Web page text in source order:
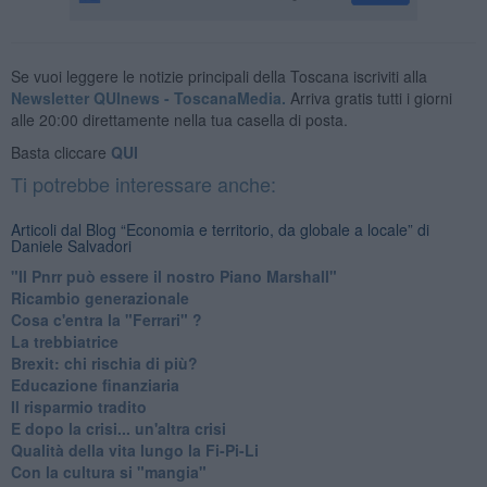
Se vuoi leggere le notizie principali della Toscana iscriviti alla
Newsletter QUInews - ToscanaMedia. Arriva gratis tutti i giorni
alle 20:00 direttamente nella tua casella di posta.
Basta cliccare QUI
Ti potrebbe interessare anche:
Articoli dal Blog “Economia e territorio, da globale a locale” di
Daniele Salvadori
"Il Pnrr può essere il nostro Piano Marshall"
Ricambio generazionale
Cosa c'entra la "Ferrari" ?
La trebbiatrice
Brexit: chi rischia di più?
Educazione finanziaria
Il risparmio tradito
E dopo la crisi... un'altra crisi
Qualità della vita lungo la Fi-Pi-Li
​Con la cultura si "mangia"